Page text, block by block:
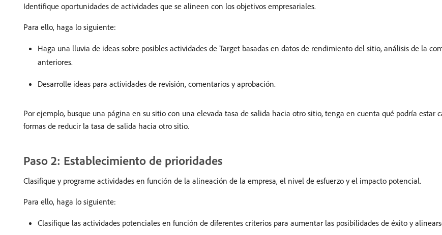
Identifique oportunidades de actividades que se alineen con los objetivos empresariales.
Para ello, haga lo siguiente:
Haga una lluvia de ideas sobre posibles actividades de Target basadas en datos de rendimiento del sitio, análisis de la
anteriores.
Desarrolle ideas para actividades de revisión, comentarios y aprobación.
Por ejemplo, busque una página en su sitio con una elevada tasa de salida hacia otro sitio, tenga en cuenta qué podría estar
formas de reducir la tasa de salida hacia otro sitio.
Paso 2: Establecimiento de prioridades
Clasifique y programe actividades en función de la alineación de la empresa, el nivel de esfuerzo y el impacto potencial.
Para ello, haga lo siguiente:
Clasifique las actividades potenciales en función de diferentes criterios para aumentar las posibilidades de éxito y